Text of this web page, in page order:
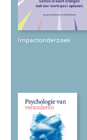
Impactonderzoek